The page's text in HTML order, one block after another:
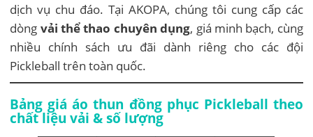
dịch vụ chu đáo. Tại AKOPA, chúng tôi cung cấp các
dòng vải thể thao chuyên dụng, giá minh bạch, cùng
nhiều chính sách ưu đãi dành riêng cho các đội
Pickleball trên toàn quốc.
Bảng giá áo thun đồng phục Pickleball theo
chất liệu vải & số lượng